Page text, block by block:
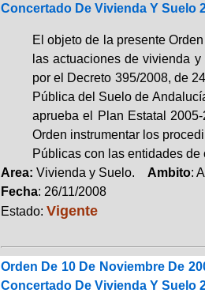
Concertado De Vivienda Y Suelo
El objeto de la presente
las actuaciones de vivienda
por el Decreto 395/2008, de
Pública del Suelo de
aprueba el Plan Estatal
Orden instrumentar los
Públicas con las entidades de
Area: Vivienda y Suelo. Ambito:
Fecha: 26/11/2008
Estado: Vigente
Orden De 10 De Noviembre De
Concertado De Vivienda Y Suelo